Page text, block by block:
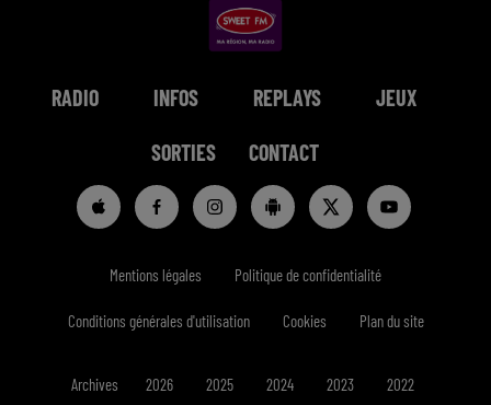
RADIO INFOS REPLAYS JEUX
SORTIES CONTACT
Mentions légales Politique de confidentialité
Conditions générales d'utilisation Cookies Plan du site
Archives 2026 2025 2024 2023 2022